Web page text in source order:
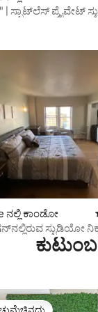
ಸ್ಪಾಟ್‌ಲೆಸ್ ಪ್ರೈವೇಟ್
263 ವಿಮರ್ಶೆಗಳು
ನಲ್ಲಿ ಕಾಂಡೋ
ಸ್ಟುಡಿಯೋ